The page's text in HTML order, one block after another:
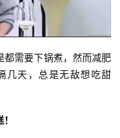
都需要下锅煮，然而减肥
几天，总是无敌想吃甜